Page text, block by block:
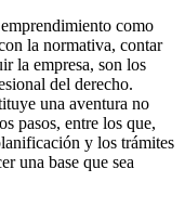
como
la normativa, contar
la empresa, son los
del derecho.
una aventura no
pasos, entre los que,
y los trámites
una base que sea